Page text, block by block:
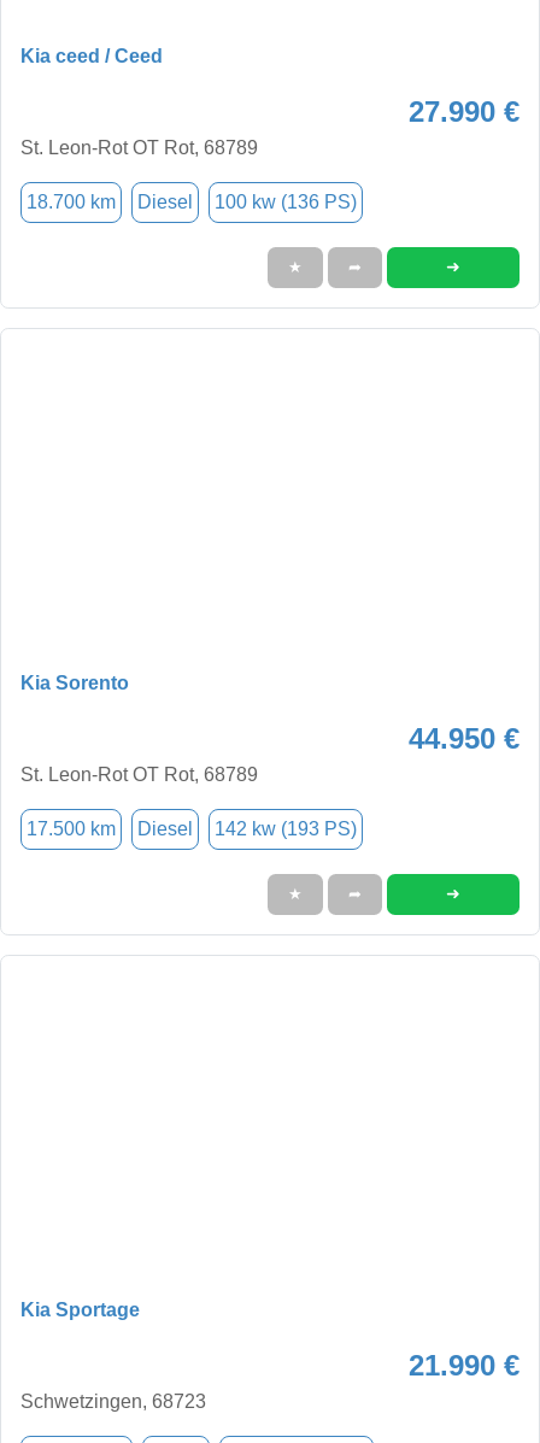
Kia ceed / Ceed
27.990 €
St. Leon-Rot OT Rot, 68789
18.700 km Diesel 100 kw (136 PS)
★ ➦ ➜
Kia Sorento
44.950 €
St. Leon-Rot OT Rot, 68789
17.500 km Diesel 142 kw (193 PS)
★ ➦ ➜
Kia Sportage
21.990 €
Schwetzingen, 68723